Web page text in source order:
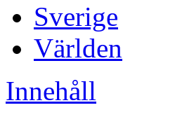
Sverige
Världen
Innehåll